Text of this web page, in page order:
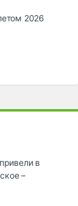
2026
в
–